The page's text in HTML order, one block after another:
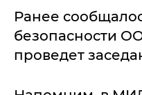
Ранее
безопасности
проведет